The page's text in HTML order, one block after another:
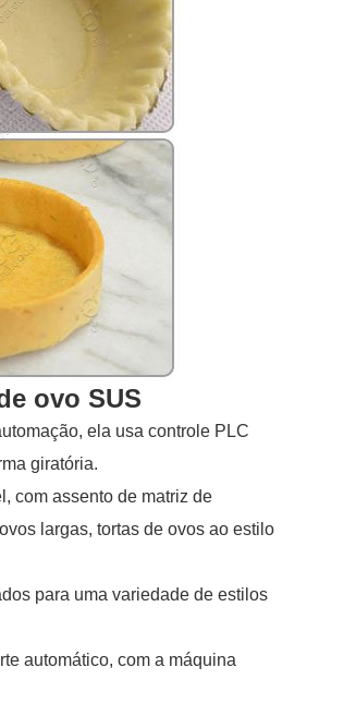
ovo SUS
ela usa controle PLC
giratória.
com assento de matriz de
largas, tortas de ovos ao estilo
para uma variedade de estilos
automático, com a máquina